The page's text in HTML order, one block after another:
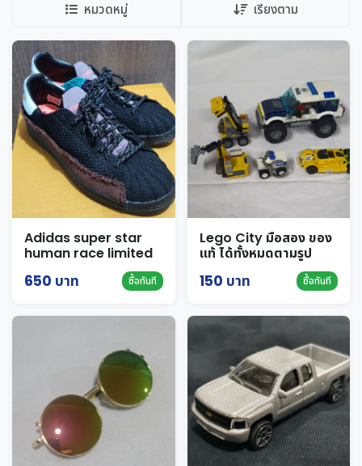
หมวดหมู่ เรียงตาม
Adidas super star
human race limited
650 บาท ซื้อทันที
Lego City มือสอง ของ
แท้ ได้ทั้งหมดตามรูป
150 บาท ซื้อทันที